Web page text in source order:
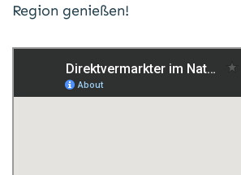
Region genießen!